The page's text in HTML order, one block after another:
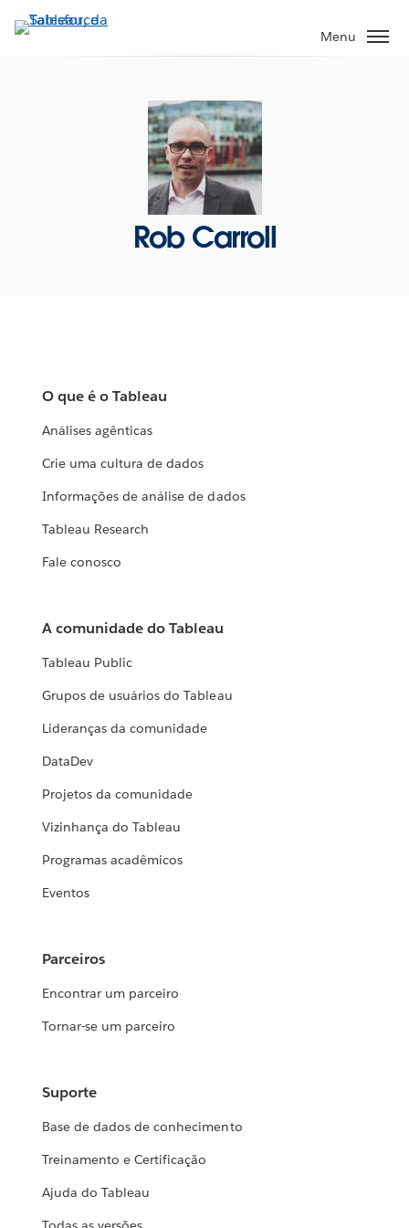
Pular
para
Menu
Rob Carroll
O que é o Tableau
Análises agênticas
Crie uma cultura de dados
Informações de análise de dados
Tableau Research
Fale conosco
A comunidade do Tableau
Tableau Public
Grupos de usuários do Tableau
Lideranças da comunidade
DataDev
Projetos da comunidade
Vizinhança do Tableau
Programas acadêmicos
Eventos
Parceiros
Encontrar um parceiro
Tornar-se um parceiro
Suporte
Base de dados de conhecimento
Treinamento e Certificação
Ajuda do Tableau